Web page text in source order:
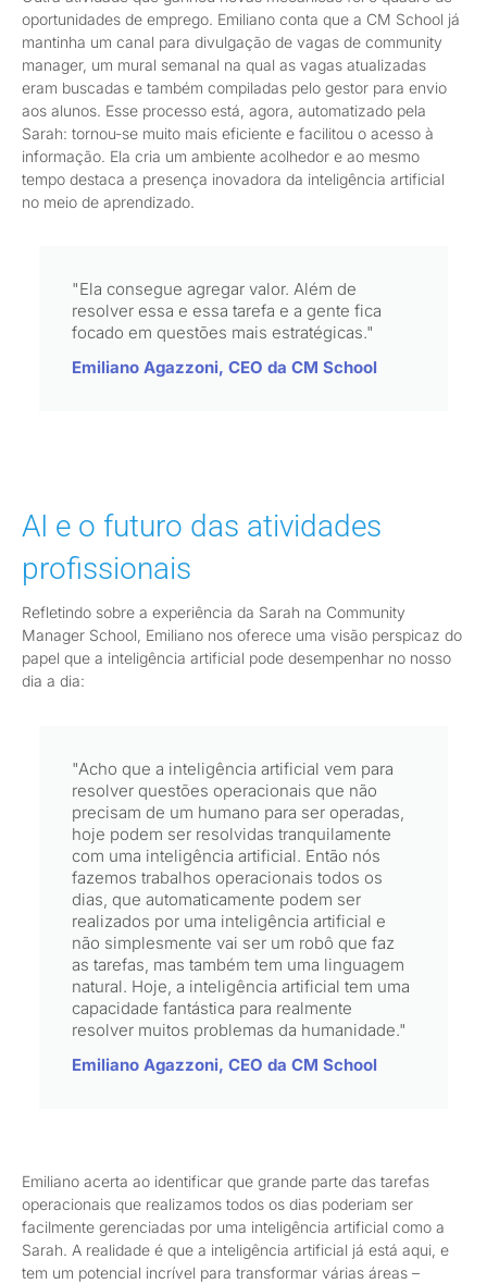
oportunidades de emprego. Emiliano conta que a CM School já
mantinha um canal para divulgação de vagas de community
manager, um mural semanal na qual as vagas atualizadas
eram buscadas e também compiladas pelo gestor para envio
aos alunos. Esse processo está, agora, automatizado pela
Sarah: tornou-se muito mais eficiente e facilitou o acesso à
informação. Ela cria um ambiente acolhedor e ao mesmo
tempo destaca a presença inovadora da inteligência artificial
no meio de aprendizado.
"Ela consegue agregar valor. Além de
resolver essa e essa tarefa e a gente fica
focado em questões mais estratégicas."
Emiliano Agazzoni, CEO da CM School
AI e o futuro das atividades
profissionais
Refletindo sobre a experiência da Sarah na Community
Manager School, Emiliano nos oferece uma visão perspicaz do
papel que a inteligência artificial pode desempenhar no nosso
dia a dia:
"Acho que a inteligência artificial vem para
resolver questões operacionais que não
precisam de um humano para ser operadas,
hoje podem ser resolvidas tranquilamente
com uma inteligência artificial. Então nós
fazemos trabalhos operacionais todos os
dias, que automaticamente podem ser
realizados por uma inteligência artificial e
não simplesmente vai ser um robô que faz
as tarefas, mas também tem uma linguagem
natural. Hoje, a inteligência artificial tem uma
capacidade fantástica para realmente
resolver muitos problemas da humanidade."
Emiliano Agazzoni, CEO da CM School
Emiliano acerta ao identificar que grande parte das tarefas
operacionais que realizamos todos os dias poderiam ser
facilmente gerenciadas por uma inteligência artificial como a
Sarah. A realidade é que a inteligência artificial já está aqui, e
tem um potencial incrível para transformar várias áreas –